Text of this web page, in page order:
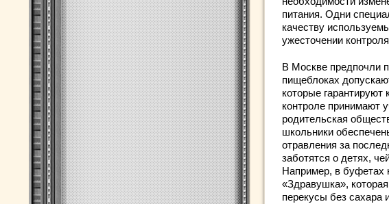
питания. Одни
качеству
ужесточении
В Москве предпочли
пищеблоках
которые гарантируют
контроле принимают
родительская
школьники
отравления за
заботятся о детях,
Например, в буфетах
«Здравушка»,
перекусы без сахара